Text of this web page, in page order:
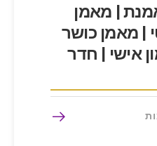
| מאמן
| מאמן כושר
אישי | חדר